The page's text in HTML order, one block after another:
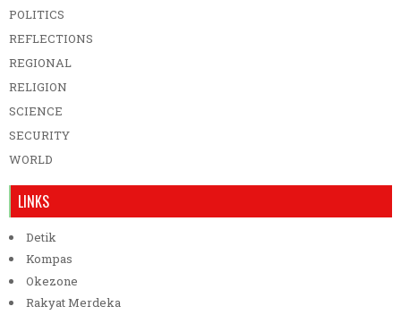
POLITICS
REFLECTIONS
REGIONAL
RELIGION
SCIENCE
SECURITY
WORLD
LINKS
Detik
Kompas
Okezone
Rakyat Merdeka